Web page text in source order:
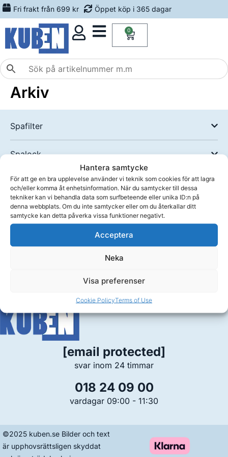
Hantera samtycke
För att ge en bra upplevelse använder vi teknik som cookies för att lagra
och/eller komma åt enhetsinformation. När du samtycker till dessa
tekniker kan vi behandla data som surfbeteende eller unika ID:n på
denna webbplats. Om du inte samtycker eller om du återkallar ditt
samtycke kan detta påverka vissa funktioner negativt.
Acceptera
Neka
Visa preferenser
Cookie PolicyTerms of Use
Fri frakt från 699 kr Öppet köp i 365 dagar
0
Arkiv
Spafilter
Spalock
Spakemi
Tillbehör
018 24 09 00
vardagar 09:00 - 11:30
[email protected]
svar inom 24 timmar
©2025 kuben.se Bilder och text
är upphovsrättsligen skyddat